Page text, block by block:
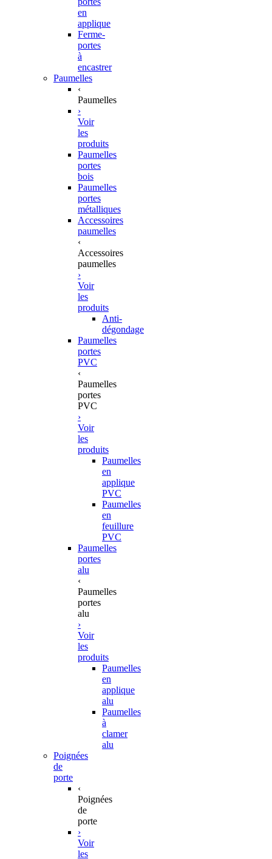
en
applique
Ferme-
portes
à
encastrer
Paumelles
‹
Paumelles
›
Voir
les
produits
Paumelles
portes
bois
Paumelles
portes
métalliques
Accessoires
paumelles
‹
Accessoires
paumelles
›
Voir
les
produits
Anti-
dégondage
Paumelles
portes
PVC
‹
Paumelles
portes
PVC
›
Voir
les
produits
Paumelles
en
applique
PVC
Paumelles
en
feuillure
PVC
Paumelles
portes
alu
‹
Paumelles
portes
alu
›
Voir
les
produits
Paumelles
en
applique
alu
Paumelles
à
clamer
alu
Poignées
de
porte
‹
Poignées
de
porte
›
Voir
les